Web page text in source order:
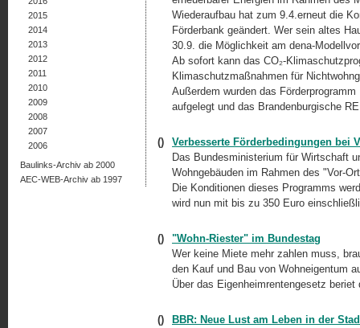
Wiederaufbau hat zum 9.4.erneut die
Förderbank geändert. Wer sein altes
30.9. die Möglichkeit am dena-
Ab sofort kann das CO₂-
Klimaschutzmaßnahmen für
Außerdem wurden das
aufgelegt und das Brandenburgische
()
Verbesserte Förderbedingungen bei
Das Bundesministerium für Wirtschaft
Wohngebäuden im Rahmen des "Vor-
Die Konditionen dieses Programms
wird nun mit bis zu 350 Euro
()
"Wohn-Riester" im Bundestag
Wer keine Miete mehr zahlen muss,
den Kauf und Bau von Wohneigentum
Über das Eigenheimrentengesetz
()
BBR: Neue Lust am Leben in der
2015
2014
2013
2012
2011
2010
2009
2008
2007
2006
Baulinks-Archiv ab 2000
AEC-WEB-Archiv ab 1997